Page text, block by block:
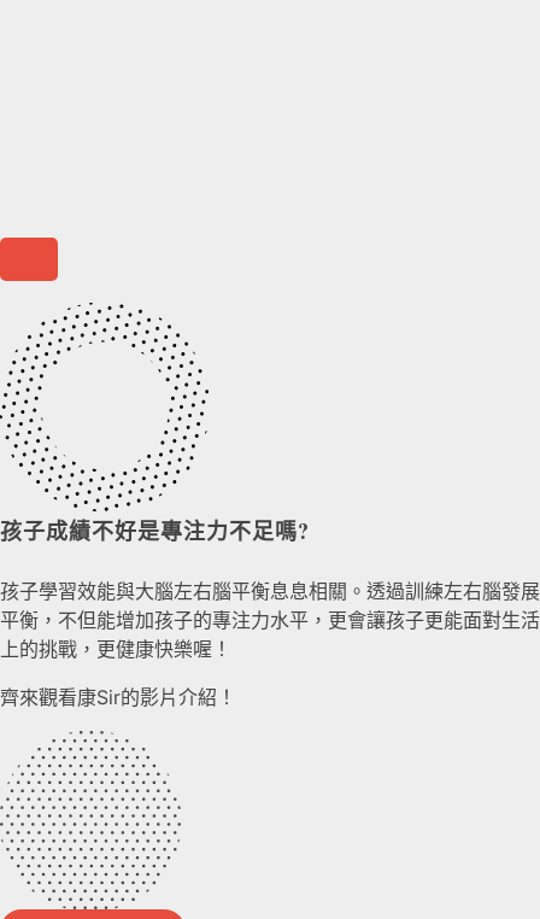
孩子成績不好是專注力不足嗎?
孩子學習效能與大腦左右腦平衡息息相關。透過訓練左右腦發展
平衡，不但能增加孩子的專注力水平，更會讓孩子更能面對生活
上的挑戰，更健康快樂喔！
齊來觀看康Sir的影片介紹！